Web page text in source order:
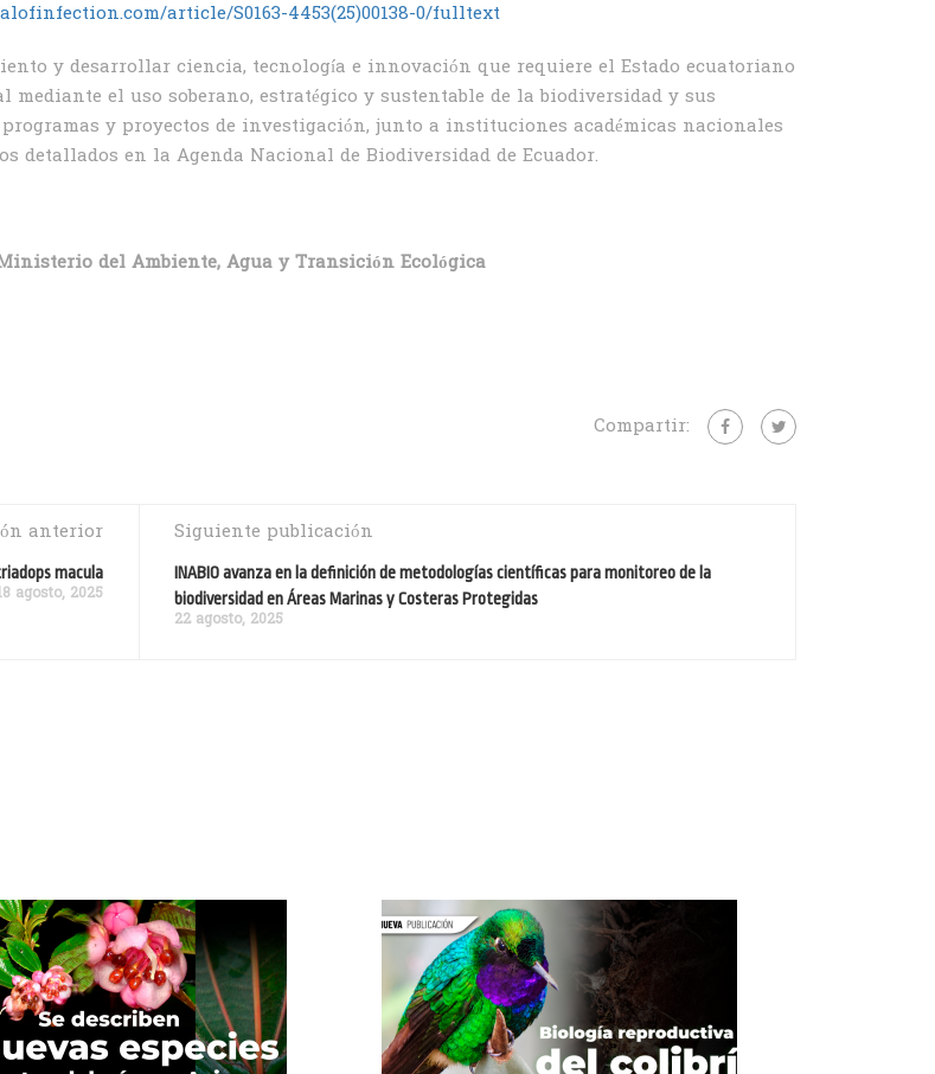
article/S0163-4453(25)00138-0/fulltext
y desarrollar ciencia, tecnología e innovación que requiere el Estado ecuatoriano
el uso soberano, estratégico y sustentable de la biodiversidad y sus
y proyectos de investigación, junto a instituciones académicas nacionales
detallados en la Agenda Nacional de Biodiversidad de Ecuador.
del Ambiente, Agua y Transición Ecológica
Compartir:
anterior
macula
agosto, 2025
Siguiente publicación
INABIO avanza en la definición de metodologías científicas para monitoreo de la
biodiversidad en Áreas Marinas y Costeras Protegidas
22 agosto, 2025